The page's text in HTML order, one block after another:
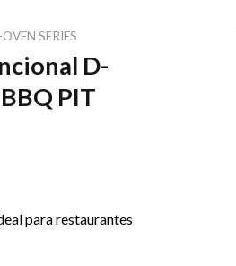
SERIES
D-
PIT
para restaurantes